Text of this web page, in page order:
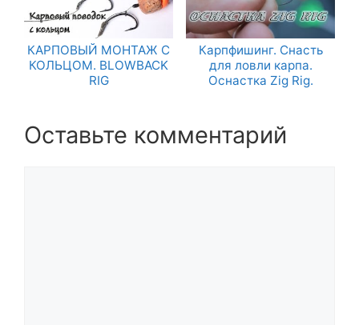
КАРПОВЫЙ МОНТАЖ С
КОЛЬЦОМ. BLOWBACK
RIG
Карпфишинг. Снасть
для ловли карпа.
Оснастка Zig Rig.
Оставьте комментарий